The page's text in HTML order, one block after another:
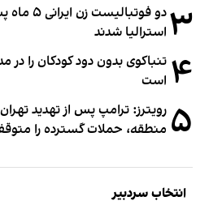
۳
دو
استرالیا شدند
۴ تنباکوی بدون دود کودکان را در
است
۵ رویترز: ترامپ پس از تهدید
منطقه، حملات گسترده را
انتخاب سردبیر